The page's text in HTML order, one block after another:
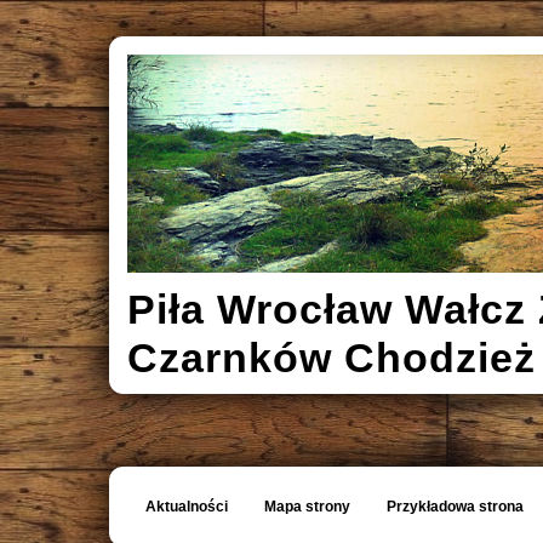
Piła Wrocław
Czarnków
Aktualności Mapa strony Przykładowa strona